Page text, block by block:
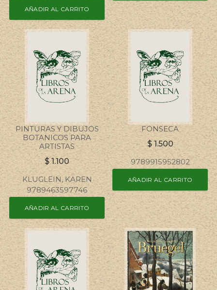
AÑADIR AL CARRITO
PINTURAS Y DIBUJOS
BOTANICOS PARA
ARTISTAS
$1.100
KLUGLEIN, KAREN
9789463597746
AÑADIR AL CARRITO
FONSECA
$ 1.500
9789915952802
AÑADIR AL CARRITO